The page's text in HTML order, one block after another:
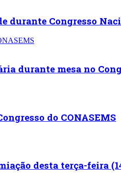
durante Congresso
durante mesa no
do CONASEMS
desta terça-feira